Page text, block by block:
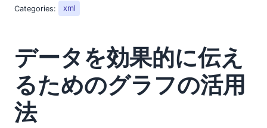
Categories: xml
データを効果的に伝え
るためのグラフの活用
法